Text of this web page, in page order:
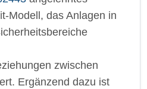
Modell, das Anlagen in
zwischen
Ergänzend dazu ist